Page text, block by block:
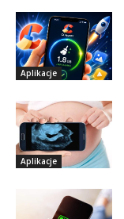
Aplikacje
Aplikacje